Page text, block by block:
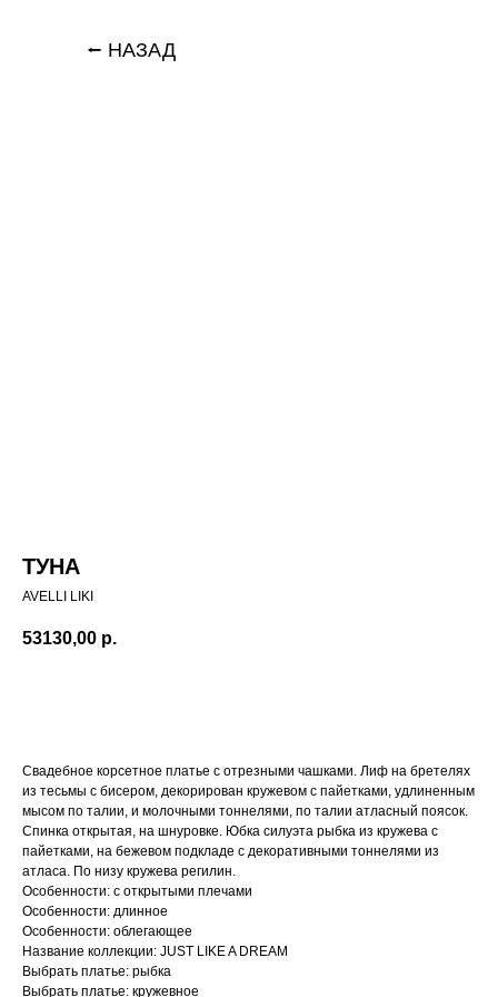
⭠ НАЗАД
ТУНА
AVELLI LIKI
53130,00 р.
Свадебное корсетное платье с отрезными чашками. Лиф на бретелях
из тесьмы с бисером, декорирован кружевом с пайетками, удлиненным
мысом по талии, и молочными тоннелями, по талии атласный поясок.
Спинка открытая, на шнуровке. Юбка силуэта рыбка из кружева с
пайетками, на бежевом подкладе с декоративными тоннелями из
атласа. По низу кружева регилин.
Особенности: с открытыми плечами
Особенности: длинное
Особенности: облегающее
Название коллекции: JUST LIKE A DREAM
Выбрать платье: рыбка
Выбрать платье: кружевное